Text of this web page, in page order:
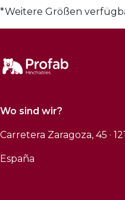
*Weitere Größen
Wo sind wir?
Carretera Zaragoza, 45 ·
España